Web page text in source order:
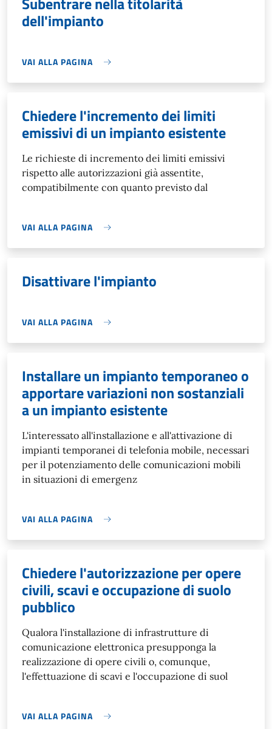
dell'impianto
VAI ALLA PAGINA
Chiedere l'incremento dei limiti
emissivi di un impianto esistente
Le richieste di incremento dei limiti emissivi
rispetto alle autorizzazioni già assentite,
compatibilmente con quanto previsto dal
VAI ALLA PAGINA
Disattivare l'impianto
VAI ALLA PAGINA
Installare un impianto temporaneo o
apportare variazioni non sostanziali
a un impianto esistente
L'interessato all'installazione e all'attivazione di
impianti temporanei di telefonia mobile, necessari
per il potenziamento delle comunicazioni mobili
in situazioni di emergenz
VAI ALLA PAGINA
Chiedere l'autorizzazione per opere
civili, scavi e occupazione di suolo
pubblico
Qualora l'installazione di infrastrutture di
comunicazione elettronica presupponga la
realizzazione di opere civili o, comunque,
l'effettuazione di scavi e l'occupazione di suol
VAI ALLA PAGINA